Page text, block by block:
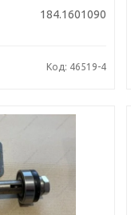
184.1601090
Код: 46519-4